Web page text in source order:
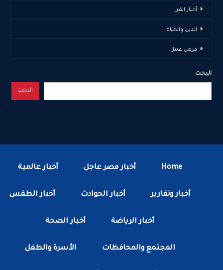
أخبار الفن
الدين والحياة
فرص عمل
البحث
البحث
Home أخبار مصر عاجل أخبار عالمية
أخبار وتقارير أخبار الحوادث أخبار الطقس
أخبار الرياضة أخبار الصحة
المجتمع والمحافظات الأسرة والطفل